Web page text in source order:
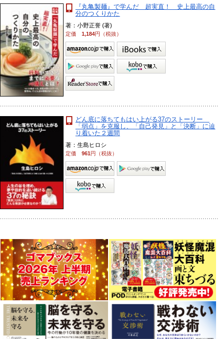
『丸亀製麺』で学んだ 超実直！ 史上最高の自
分のつくりかた
著：小野正誉 (著)
定価1,184円（税抜）
どん底に落ちてもはい上がる37のストーリー
「弱点」を克服し、「自己発見」と「決断」に辿
り着いた２週間
著：生島ヒロシ
定価961円（税抜）